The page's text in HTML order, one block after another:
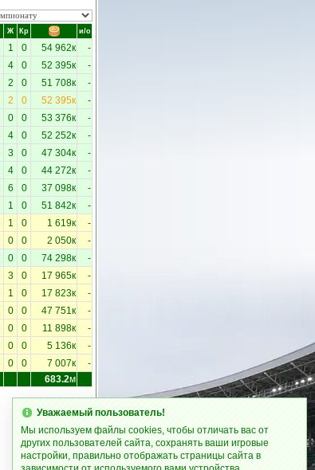
Ж Кр и/о
1 0 54 962к -
4 0 52 395к -
2 0 51 708к -
2 0 52 395к -
0 0 53 376к -
4 0 52 252к -
3 0 47 304к -
4 0 44 272к -
6 0 37 098к -
1 0 51 842к -
1 0 1 619к -
0 0 2 050к -
0 0 74 298к -
3 0 17 965к -
1 0 17 823к -
0 0 47 751к -
0 0 11 898к -
0 0 5 136к -
0 0 7 007к -
683.2м
Уважаемый пользователь!
Мы используем файлы cookies, чтобы отличать вас от
других пользователей сайта, сохранять ваши игровые
настройки, правильно отображать страницы сайта в